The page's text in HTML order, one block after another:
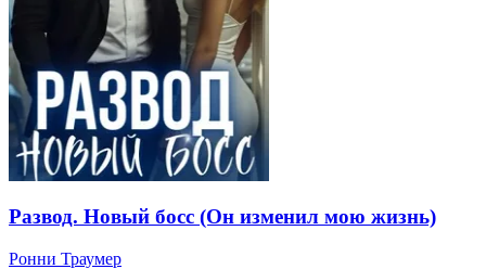
Развод. Новый босс (Он изменил мою жизнь)
Ронни Траумер